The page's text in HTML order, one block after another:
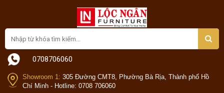
0708706060
Showroom 1: 305 Đường CMT8, Phường Bà Rịa, Thành phố Hồ
Chí Minh - Hotline: 0708 706060